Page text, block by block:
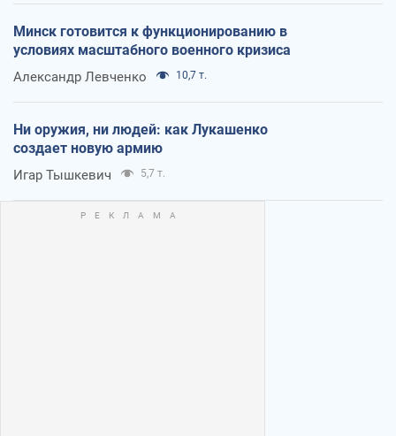
Минск готовится к функционированию в
условиях масштабного военного кризиса
Александр Левченко 10,7 т.
Ни оружия, ни людей: как Лукашенко
создает новую армию
Игар Тышкевич 5,7 т.